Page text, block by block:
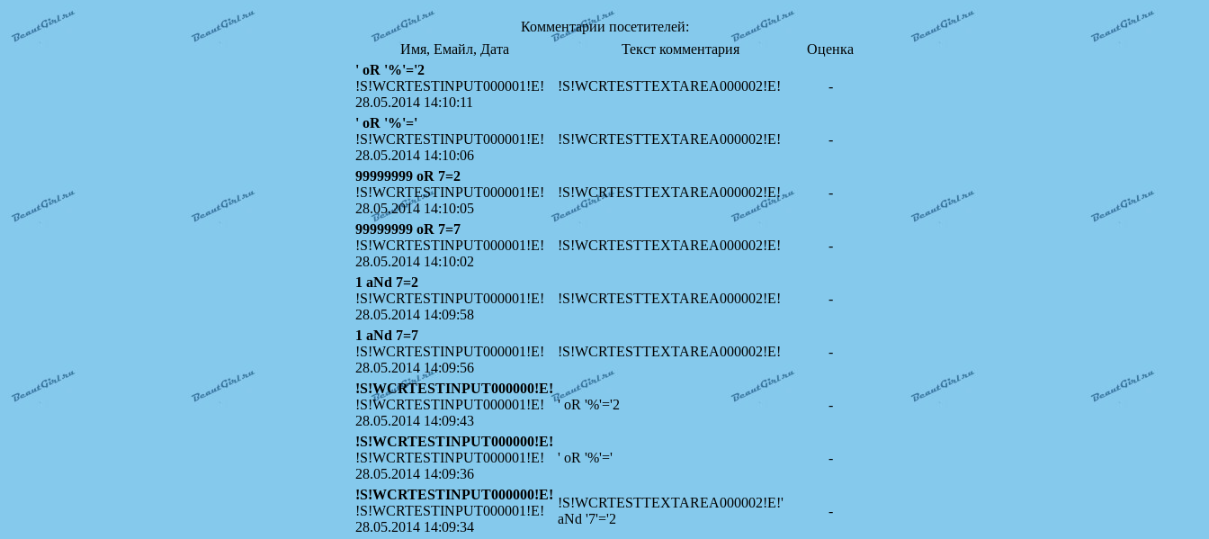
Комментарии посетителей:
Имя, Емайл, Дата
Текст комментария
Оценка
' oR '%'='2
!S!WCRTESTINPUT000001!E!
28.05.2014 14:10:11
!S!WCRTESTTEXTAREA000002!E! -
' oR '%'='
!S!WCRTESTINPUT000001!E!
28.05.2014 14:10:06
!S!WCRTESTTEXTAREA000002!E! -
99999999 oR 7=2
!S!WCRTESTINPUT000001!E!
28.05.2014 14:10:05
!S!WCRTESTTEXTAREA000002!E! -
99999999 oR 7=7
!S!WCRTESTINPUT000001!E!
28.05.2014 14:10:02
!S!WCRTESTTEXTAREA000002!E! -
1 aNd 7=2
!S!WCRTESTINPUT000001!E!
28.05.2014 14:09:58
!S!WCRTESTTEXTAREA000002!E! -
1 aNd 7=7
!S!WCRTESTINPUT000001!E!
28.05.2014 14:09:56
!S!WCRTESTTEXTAREA000002!E! -
!S!WCRTESTINPUT000000!E!
!S!WCRTESTINPUT000001!E!
28.05.2014 14:09:43
' oR '%'='2 -
!S!WCRTESTINPUT000000!E!
!S!WCRTESTINPUT000001!E!
28.05.2014 14:09:36
' oR '%'=' -
!S!WCRTESTINPUT000000!E!
!S!WCRTESTINPUT000001!E!
28.05.2014 14:09:34
!S!WCRTESTTEXTAREA000002!E!'
aNd '7'='2
-